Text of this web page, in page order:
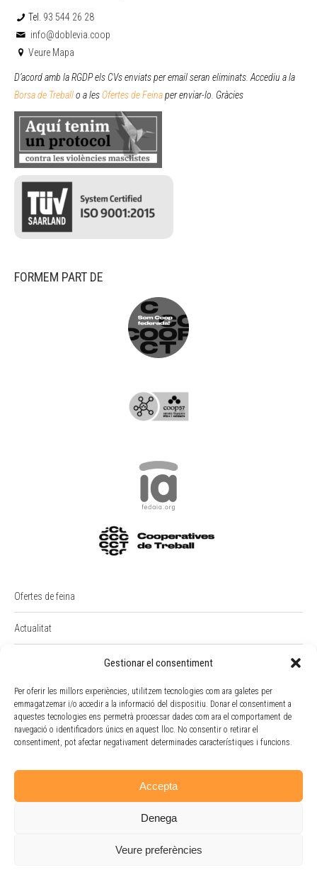
Gestionar el consentiment
Per oferir les millors experiències, utilitzem tecnologies com ara galetes per
emmagatzemar i/o accedir a la informació del dispositiu. Donar el consentiment a
aquestes tecnologies ens permetrà processar dades com ara el comportament de
navegació o identificadors únics en aquest lloc. No consentir o retirar el
consentiment, pot afectar negativament determinades característiques i funcions.
Accepta
Denega
Veure preferències
Tel. 93 544 26 28
info@doblevia.coop
Veure Mapa
D’acord amb la RGDP els CVs enviats per email seran eliminats. Accediu a la
Borsa de Treballo a lesOfertes de Feinaper enviar-lo. Gràcies
FORMEM PART DE
Ofertes de feina
Actualitat
Intranet
Portal Empleat